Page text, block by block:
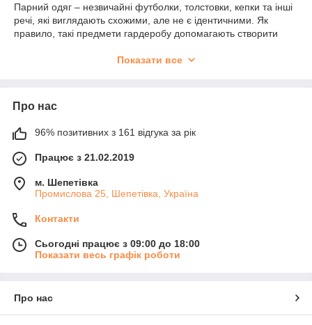
Парний одяг – незвичайні футболки, толстовки, кепки та інші
речі, які виглядають схожими, але не є ідентичними. Як
правило, такі предмети гардеробу допомагають створити
Такий практично однаковий одяг із родзинкою дуже
Бажаєте придбати комплект, який порадує другу половинку?
магазині Cherokee можна купити парний одяг відмінної якості
Що таке парний одяг?
Одяг для пари в одному стилі – це предмети гардеробу, які
мають свої особливості. Такий одяг не буде однаковим,
однак:
матиме один фасон, наприклад, футболка може бути
Щодо принта, то він може бути схожим або мати спільну
ідею. Він показує, що ви з коханим на одній хвилі або маєте
Показати все
Про нас
96% позитивних з 161 відгука за рік
Працює з 21.02.2019
м. Шепетівка
Промислова 25, Шепетівка, Україна
Контакти
Сьогодні працює з 09:00 до 18:00
Показати весь графік роботи
Про нас